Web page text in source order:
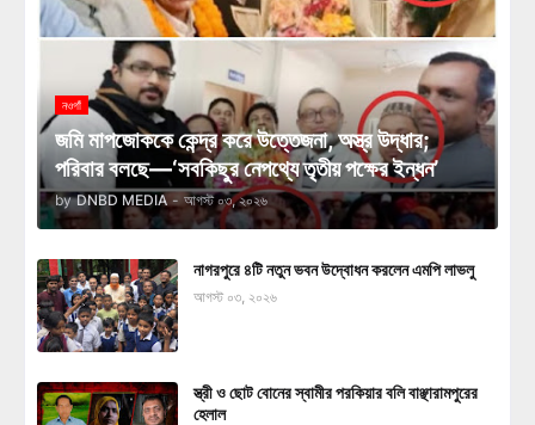
নওগাঁ
জমি মাপজোককে কেন্দ্র করে উত্তেজনা, অস্ত্র উদ্ধার;
পরিবার বলছে—‘সবকিছুর নেপথ্যে তৃতীয় পক্ষের ইন্ধন’
by DNBD MEDIA - আগস্ট ০৩, ২০২৬
নাগরপুরে ৪টি নতুন ভবন উদ্বোধন করলেন এমপি লাভলু
আগস্ট ০৩, ২০২৬
স্ত্রী ও ছোট বোনের স্বামীর পরকিয়ার বলি বাঞ্ছারামপুরের
হেলাল